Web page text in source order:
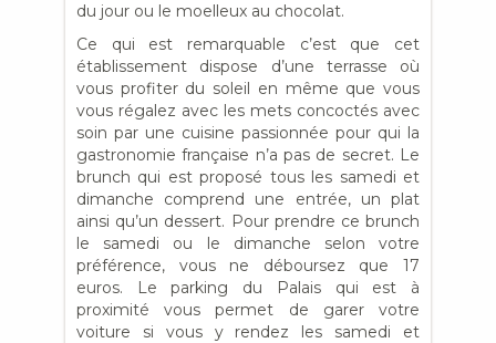
du jour ou le moelleux au chocolat.
Ce qui est remarquable c’est que cet
établissement dispose d’une terrasse où
vous profiter du soleil en même que vous
vous régalez avec les mets concoctés avec
soin par une cuisine passionnée pour qui la
gastronomie française n’a pas de secret. Le
brunch qui est proposé tous les samedi et
dimanche comprend une entrée, un plat
ainsi qu’un dessert. Pour prendre ce brunch
le samedi ou le dimanche selon votre
préférence, vous ne déboursez que 17
euros. Le parking du Palais qui est à
proximité vous permet de garer votre
voiture si vous y rendez les samedi et